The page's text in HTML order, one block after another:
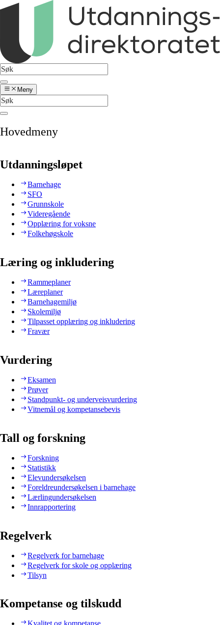
Meny
Hovedmeny
Utdanningsløpet
Barnehage
SFO
Grunnskole
Videregående
Opplæring for voksne
Folkehøgskole
Læring og inkludering
Rammeplaner
Læreplaner
Barnehagemiljø
Skolemiljø
Tilpasset opplæring og inkludering
Fravær
Vurdering
Eksamen
Prøver
Standpunkt- og underveisvurdering
Vitnemål og kompetansebevis
Tall og forskning
Forskning
Statistikk
Elevundersøkelsen
Foreldreundersøkelsen i barnehage
Lærlingundersøkelsen
Innrapportering
Regelverk
Regelverk for barnehage
Regelverk for skole og opplæring
Tilsyn
Kompetanse og tilskudd